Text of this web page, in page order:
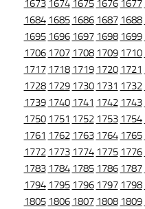
1673 1674 1675 1676 1677
1684 1685 1686 1687 1688
1695 1696 1697 1698 1699
1706 1707 1708 1709 1710
1717 1718 1719 1720 1721
1728 1729 1730 1731 1732
1739 1740 1741 1742 1743
1750 1751 1752 1753 1754
1761 1762 1763 1764 1765
1772 1773 1774 1775 1776
1783 1784 1785 1786 1787
1794 1795 1796 1797 1798
1805 1806 1807 1808 1809